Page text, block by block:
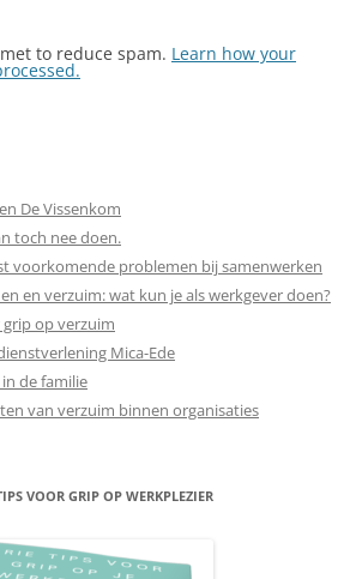
to reduce spam. Learn how your
De Vissenkom
toch nee doen.
voorkomende problemen bij samenwerken
en verzuim: wat kun je als werkgever doen?
grip op verzuim
Mica-Ede
de familie
van verzuim binnen organisaties
VOOR GRIP OP WERKPLEZIER